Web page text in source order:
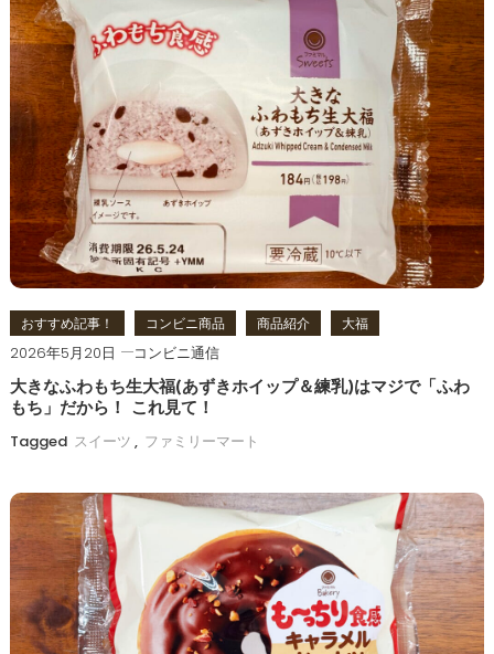
おすすめ記事！ コンビニ商品 商品紹介 大福
2026年5月20日 コンビニ通信
大きなふわもち生大福(あずきホイップ＆練乳)はマジで「ふわ
もち」だから！ これ見て！
Tagged スイーツ , ファミリーマート